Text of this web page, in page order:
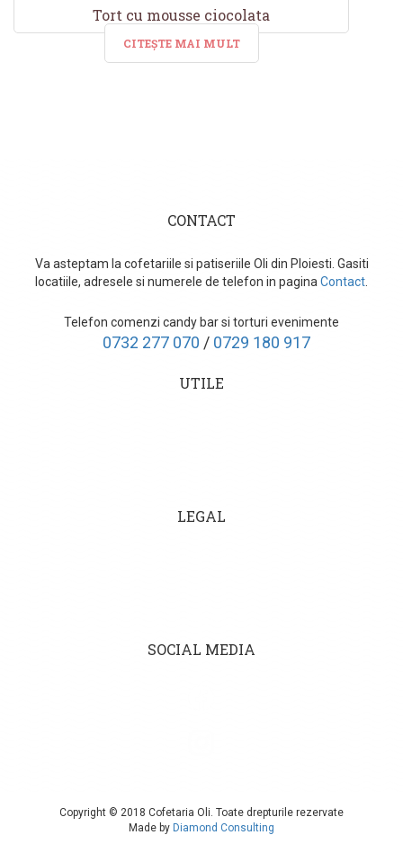
Tort cu mousse ciocolata
CITEȘTE MAI MULT
CONTACT
Va asteptam la cofetariile si patiseriile Oli din Ploiesti. Gasiti
locatiile, adresele si numerele de telefon in pagina Contact
Telefon comenzi candy bar si torturi evenimente
0732 277 070 / 0729 180 917
UTILE
LEGAL
SOCIAL MEDIA
Copyright © 2018 Cofetaria Oli. Toate drepturile rezervate
Made by Diamond Consulting